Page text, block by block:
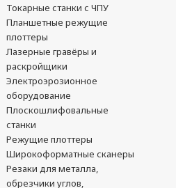
Токарные станки с ЧПУ
Планшетные режущие
плоттеры
Лазерные гравёры и
раскройщики
Электроэрозионное
оборудование
Плоскошлифовальные
станки
Режущие плоттеры
Широкоформатные сканеры
Резаки для металла,
обрезчики углов,